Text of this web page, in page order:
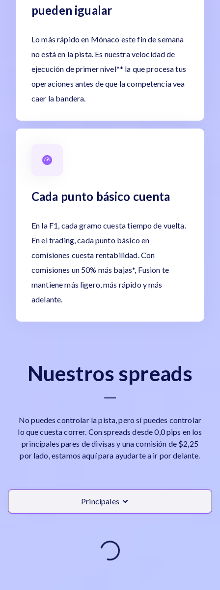
pueden igualar
Lo más rápido en Mónaco este fin de semana
no está en la pista. Es nuestra velocidad de
ejecución de primer nivel** la que procesa tus
operaciones antes de que la competencia vea
caer la bandera.
Cada punto básico cuenta
En la F1, cada gramo cuesta tiempo de vuelta.
En el trading, cada punto básico en
comisiones cuesta rentabilidad. Con
comisiones un 50% más bajas*, Fusion te
mantiene más ligero, más rápido y más
adelante.
Nuestros spreads
No puedes controlar la pista, pero sí puedes controlar
lo que cuesta correr. Con spreads desde 0,0 pips en los
principales pares de divisas y una comisión de $2,25
por lado, estamos aquí para ayudarte a ir por delante.
Principales